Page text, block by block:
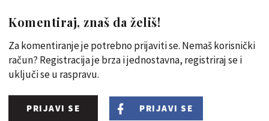
Komentiraj, znaš da želiš!
Za komentiranje je potrebno prijaviti se. Nemaš korisnički
račun? Registracija je brza i jednostavna, registriraj se i
uključi se u raspravu.
PRIJAVI SE PRIJAVI SE